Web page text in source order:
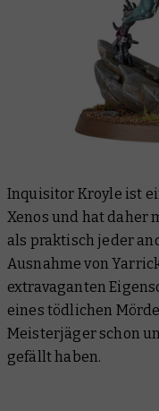
Inquisitor Kroyle ist
Xenos und hat daher
als praktisch jeder
Ausnahme von
extravaganten
eines tödlichen
Meisterjäger schon
gefällt haben.